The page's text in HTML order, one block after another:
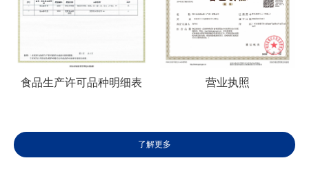
食品生产许可品种明细表 营业执照
了解更多